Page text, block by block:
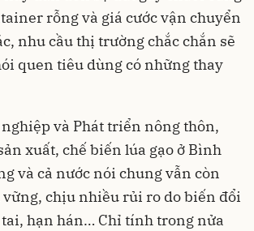
rỗng và giá cước vận chuyển
nhu cầu thị trường chắc chắn sẽ
quen tiêu dùng có những thay
nghiệp và Phát triển nông thôn,
xuất, chế biến lúa gạo ở Bình
và cả nước nói chung vẫn còn
chịu nhiều rủi ro do biến đổi
hạn hán… Chỉ tính trong nửa